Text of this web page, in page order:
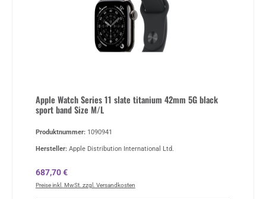
Apple Watch Series 11 slate titanium 42mm 5G black
sport band Size M/L
Produktnummer: 1090941
Hersteller: Apple Distribution International Ltd.
Regulärer Preis:
687,70 €
Preise inkl. MwSt. zzgl. Versandkosten